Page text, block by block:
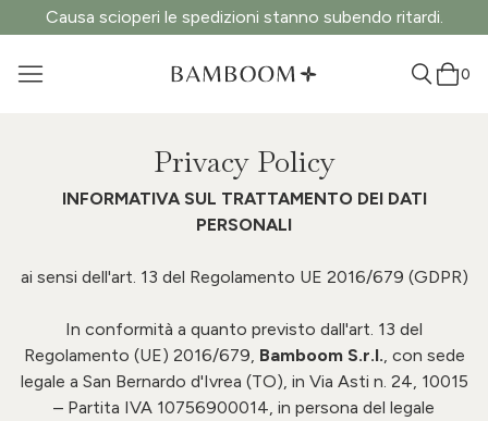
Causa scioperi le spedizioni stanno subendo ritardi.
0
Privacy Policy
INFORMATIVA SUL TRATTAMENTO DEI DATI
PERSONALI
ai sensi dell'art. 13 del Regolamento UE 2016/679 (GDPR)
In conformità a quanto previsto dall'art. 13 del
Regolamento (UE) 2016/679, Bamboom S.r.l., con sede
legale a San Bernardo d'Ivrea (TO), in Via Asti n. 24, 10015
– Partita IVA 10756900014, in persona del legale